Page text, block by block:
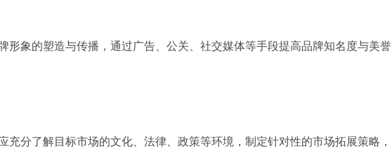
形象的塑造与传播，通过广告、公关、社交媒体等手段提高品牌知名度与美誉
分了解目标市场的文化、法律、政策等环境，制定针对性的市场拓展策略，